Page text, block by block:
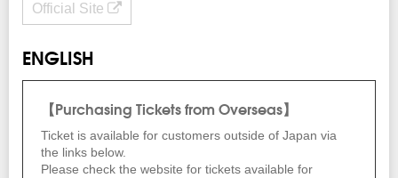
Official Site
ENGLISH
【Purchasing Tickets from Overseas】
Ticket is available for customers outside of Japan via
the links below.
Please check the website for tickets available for